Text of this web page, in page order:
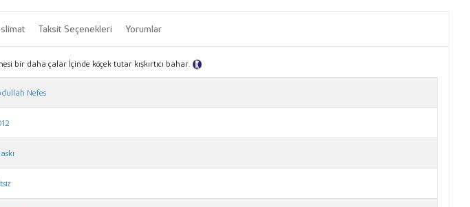
Taksit Seçenekleri Yorumlar
bir daha çalar İçinde köçek tutar kışkırtıcı bahar.
Nefes